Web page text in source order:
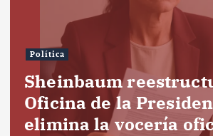
Política
Sheinbaum
Oficina de la
elimina la vocería